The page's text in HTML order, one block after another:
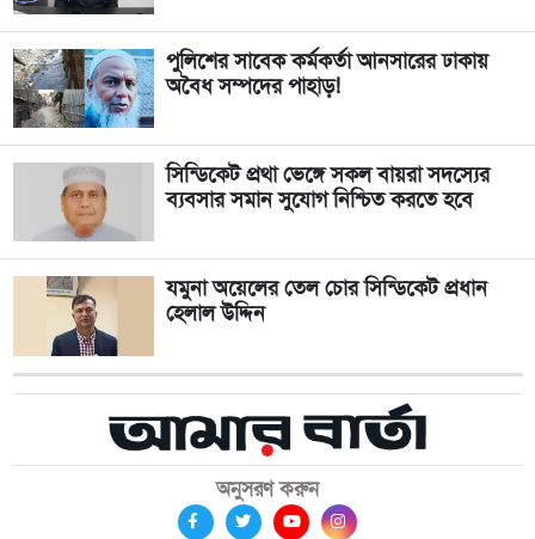
পুলিশের সাবেক কর্মকর্তা আনসারের ঢাকায়
অবৈধ সম্পদের পাহাড়!
সিন্ডিকেট প্রথা ভেঙ্গে সকল বায়রা সদস্যের
ব্যবসার সমান সুযোগ নিশ্চিত করতে হবে
যমুনা অয়েলের তেল চোর সিন্ডিকেট প্রধান
হেলাল উদ্দিন
অনুসরণ করুন